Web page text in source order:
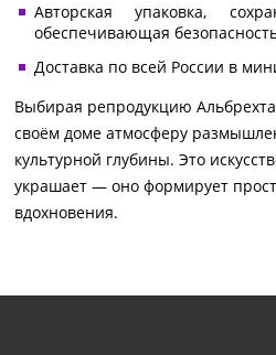
Авторская упаковка,
обеспечивающая
Доставка по всей России в
Выбирая репродукцию
своём доме атмосферу
культурной глубины. Это
украшает — оно формирует
вдохновения.